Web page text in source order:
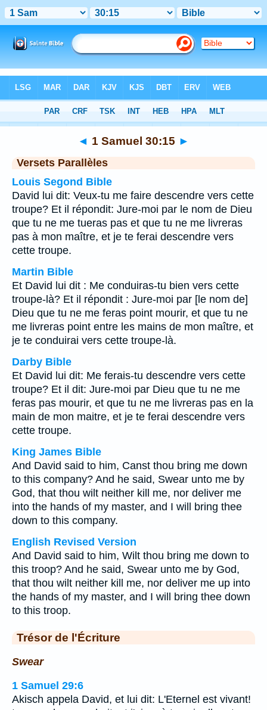
Chapitre 30 > Verset 15
◄ 1 Samuel 30:15 ►
Versets Parallèles
Louis Segond Bible
David lui dit: Veux-tu me faire descendre vers cette
troupe? Et il répondit: Jure-moi par le nom de Dieu
que tu ne me tueras pas et que tu ne me livreras
pas à mon maître, et je te ferai descendre vers
cette troupe.
Martin Bible
Et David lui dit : Me conduiras-tu bien vers cette
troupe-là? Et il répondit : Jure-moi par [le nom de]
Dieu que tu ne me feras point mourir, et que tu ne
me livreras point entre les mains de mon maître, et
je te conduirai vers cette troupe-là.
Darby Bible
Et David lui dit: Me ferais-tu descendre vers cette
troupe? Et il dit: Jure-moi par Dieu que tu ne me
feras pas mourir, et que tu ne me livreras pas en la
main de mon maitre, et je te ferai descendre vers
cette troupe.
King James Bible
And David said to him, Canst thou bring me down
to this company? And he said, Swear unto me by
God, that thou wilt neither kill me, nor deliver me
into the hands of my master, and I will bring thee
down to this company.
English Revised Version
And David said to him, Wilt thou bring me down to
this troop? And he said, Swear unto me by God,
that thou wilt neither kill me, nor deliver me up into
the hands of my master, and I will bring thee down
to this troop.
Trésor de l'Écriture
Swear
1 Samuel 29:6
Akisch appela David, et lui dit: L'Eternel est vivant!